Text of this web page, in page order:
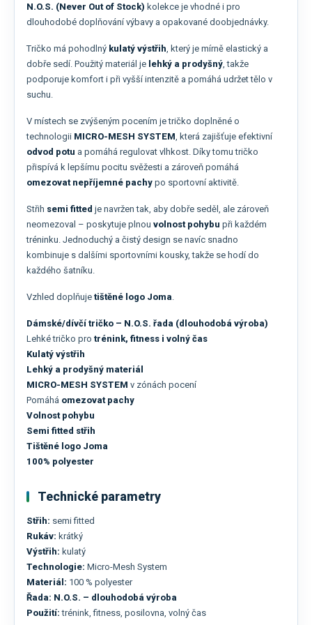
N.O.S. (Never Out of Stock) kolekce je vhodné i pro
dlouhodobé doplňování výbavy a opakované doobjednávky.
Tričko má pohodlný kulatý výstřih, který je mírně elastický a
dobře sedí. Použitý materiál je lehký a prodyšný, takže
podporuje komfort i při vyšší intenzitě a pomáhá udržet tělo v
suchu.
V místech se zvýšeným pocením je tričko doplněné o
technologii MICRO-MESH SYSTEM, která zajišťuje efektivní
odvod potu a pomáhá regulovat vlhkost. Díky tomu tričko
přispívá k lepšímu pocitu svěžesti a zároveň pomáhá
omezovat nepříjemné pachy po sportovní aktivitě.
Střih semi fitted je navržen tak, aby dobře seděl, ale zároveň
neomezoval – poskytuje plnou volnost pohybu při každém
tréninku. Jednoduchý a čistý design se navíc snadno
kombinuje s dalšími sportovními kousky, takže se hodí do
každého šatníku.
Vzhled doplňuje tištěné logo Joma.
Dámské/dívčí tričko – N.O.S. řada (dlouhodobá výroba)
Lehké tričko pro trénink, fitness i volný čas
Kulatý výstřih
Lehký a prodyšný materiál
MICRO-MESH SYSTEM v zónách pocení
Pomáhá omezovat pachy
Volnost pohybu
Semi fitted střih
Tištěné logo Joma
100% polyester
Technické parametry
Střih: semi fitted
Rukáv: krátký
Výstřih: kulatý
Technologie: Micro-Mesh System
Materiál: 100 % polyester
Řada: N.O.S. – dlouhodobá výroba
Použití: trénink, fitness, posilovna, volný čas